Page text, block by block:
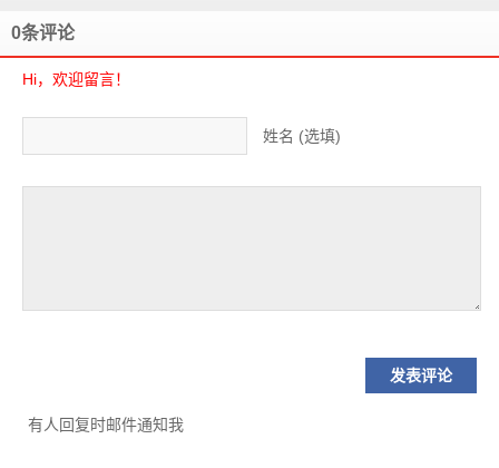
0条评论
Hi，欢迎留言！
姓名 (选填)
有人回复时邮件通知我